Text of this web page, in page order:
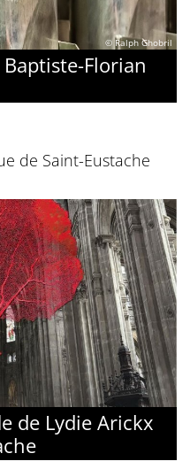
© Ralph Ghobril
Florian
de Saint-Eustache
de Lydie Arickx